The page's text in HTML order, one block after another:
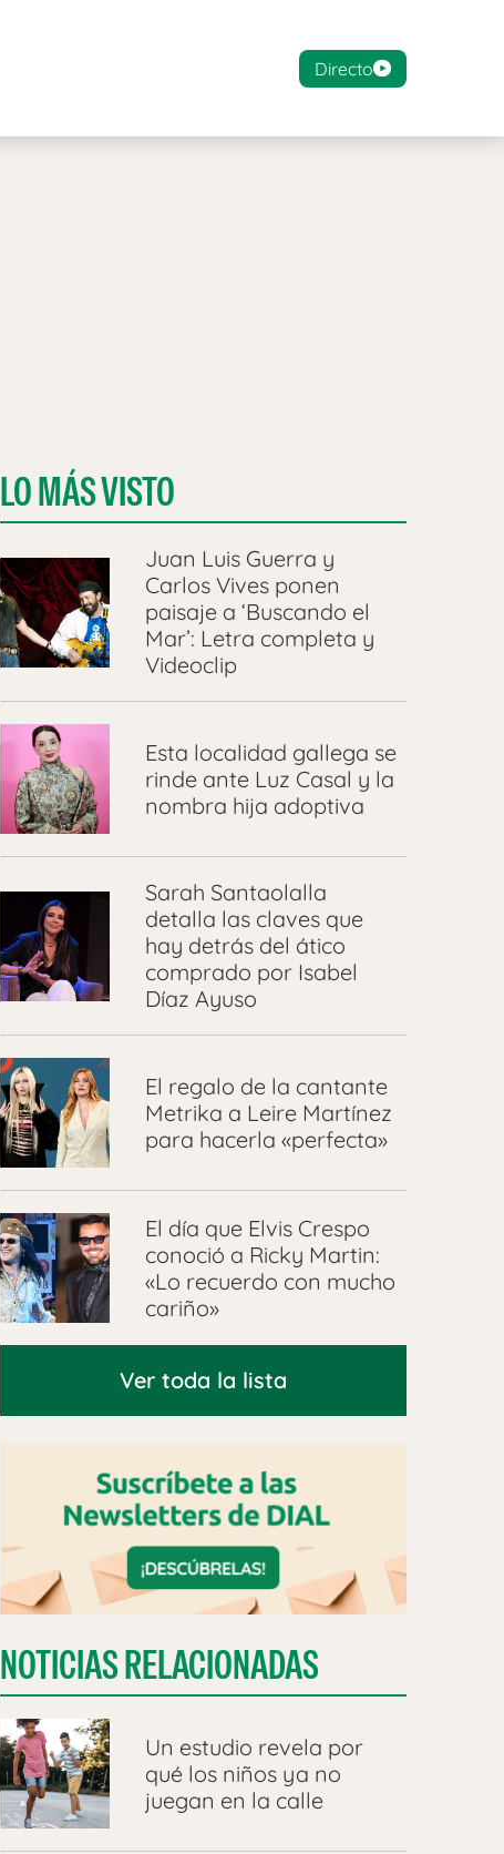
Directo
LO MÁS VISTO
Juan Luis Guerra y
Carlos Vives ponen
paisaje a ‘Buscando el
Mar’: Letra completa y
Videoclip
Esta localidad gallega se
rinde ante Luz Casal y la
nombra hija adoptiva
Sarah Santaolalla
detalla las claves que
hay detrás del ático
comprado por Isabel
Díaz Ayuso
El regalo de la cantante
Metrika a Leire Martínez
para hacerla «perfecta»
El día que Elvis Crespo
conoció a Ricky Martin:
«Lo recuerdo con mucho
cariño»
Ver toda la lista
NOTICIAS RELACIONADAS
Un estudio revela por
qué los niños ya no
juegan en la calle